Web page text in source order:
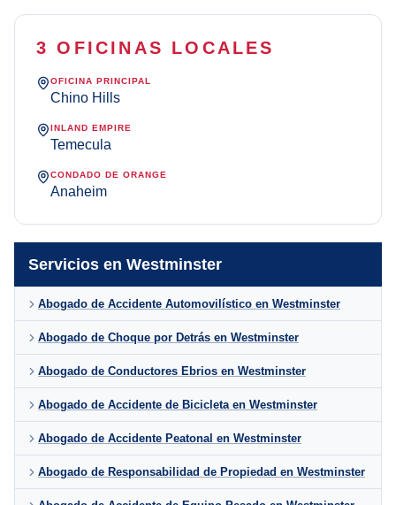
Servicios en Westminster
Abogado de Accidente Automovilístico en Westminster
Abogado de Choque por Detrás en Westminster
Abogado de Conductores Ebrios en Westminster
Abogado de Accidente de Bicicleta en Westminster
Abogado de Accidente Peatonal en Westminster
Abogado de Responsabilidad de Propiedad en Westminster
3 OFICINAS LOCALES
OFICINA PRINCIPAL
Chino Hills
INLAND EMPIRE
Temecula
CONDADO DE ORANGE
Anaheim